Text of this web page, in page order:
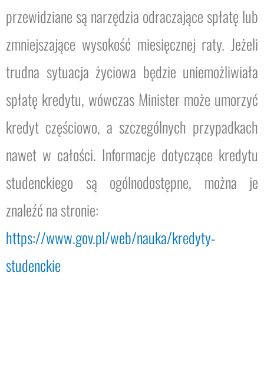
przewidziane są narzędzia odraczające spłatę lub
zmniejszające wysokość miesięcznej raty. Jeżeli
trudna sytuacja życiowa będzie uniemożliwiała
spłatę kredytu, wówczas Minister może umorzyć
kredyt częściowo, a szczególnych przypadkach
nawet w całości. Informacje dotyczące kredytu
studenckiego są ogólnodostępne, można je
znaleźć na stronie:
https://www.gov.pl/web/nauka/kredyty-
studenckie